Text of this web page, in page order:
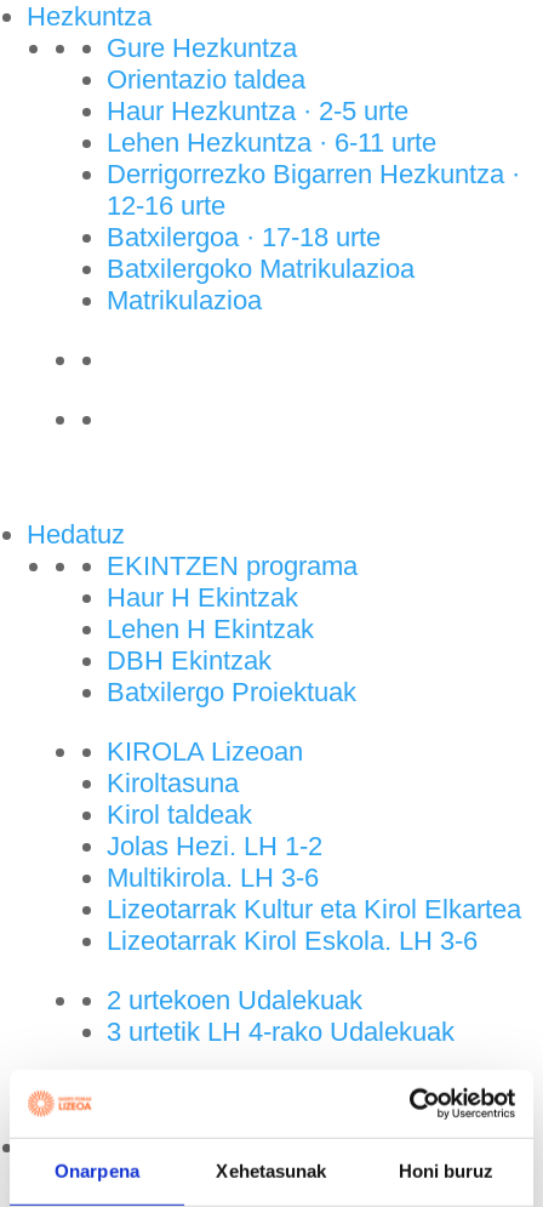
Onarpena Xehetasunak Honi buruz
Hezkuntza
Gure Hezkuntza
Orientazio taldea
Haur Hezkuntza · 2-5 urte
Lehen Hezkuntza · 6-11 urte
Derrigorrezko Bigarren Hezkuntza ·
12-16 urte
Batxilergoa · 17-18 urte
Batxilergoko Matrikulazioa
Matrikulazioa
Hedatuz
EKINTZEN programa
Haur H Ekintzak
Lehen H Ekintzak
DBH Ekintzak
Batxilergo Proiektuak
KIROLA Lizeoan
Kiroltasuna
Kirol taldeak
Jolas Hezi. LH 1-2
Multikirola. LH 3-6
Lizeotarrak Kultur eta Kirol Elkartea
Lizeotarrak Kirol Eskola. LH 3-6
2 urtekoen Udalekuak
3 urtetik LH 4-rako Udalekuak
Zerbitzuak